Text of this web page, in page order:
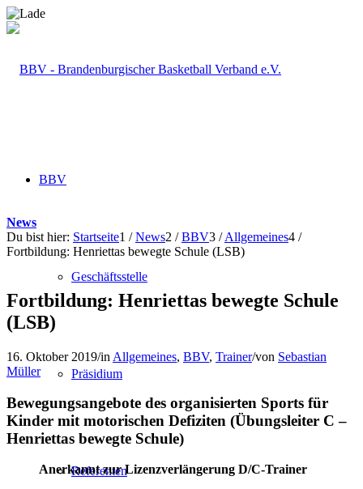
BBV
Geschäftsstelle
Präsidium
Referenten
News
Du bist hier: Startseite1 / News2 / BBV3 / Allgemeines4 /
Fortbildung: Henriettas bewegte Schule (LSB)
Fortbildung: Henriettas bewegte Schule
(LSB)
16. Oktober 2019/in Allgemeines, BBV, Trainer/von Sebastian
Müller
Bewegungsangebote des organisierten Sports für
Kinder mit motorischen Defiziten (Übungsleiter C –
Henriettas bewegte Schule)
Anerkannt zur Lizenzverlängerung D/C-Trainer